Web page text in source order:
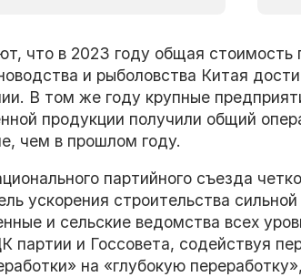
что в 2023 году общая стоимость
и рыболовства Китая
В том же году крупные
продукции получили общий
чем в прошлом году.
партийного съезда
ускорения строительства
и сельские ведомства всех
партии и Госсовета, содействуя
на «глубокую